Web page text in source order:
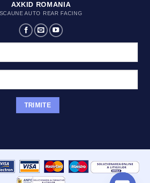
AXKID ROMANIA
SCAUNE AUTO REAR FACING